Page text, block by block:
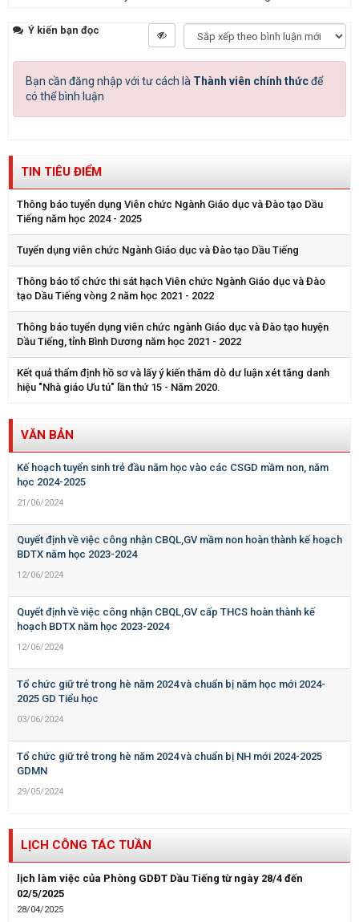
Ý kiến bạn đọc
Bạn cần đăng nhập với tư cách là Thành viên chính thứcđể
có thể bình luận
TIN TIÊU ĐIỂM
Thông báo tuyển dụng Viên chức Ngành Giáo dục và Đào tạo Dầu
Tiếng năm học 2024 - 2025
Tuyển dụng viên chức Ngành Giáo dục và Đào tạo Dầu Tiếng
Thông báo tổ chức thi sát hạch Viên chức Ngành Giáo dục và Đào
tạo Dầu Tiếng vòng 2 năm học 2021 - 2022
Thông báo tuyển dụng viên chức ngành Giáo dục và Đào tạo huyện
Dầu Tiếng, tỉnh Bình Dương năm học 2021 - 2022
Kết quả thẩm định hồ sơ và lấy ý kiến thăm dò dư luận xét tăng danh
hiệu "Nhà giáo Ưu tú" lần thứ 15 - Năm 2020.
VĂN BẢN
Kế hoạch tuyển sinh trẻ đầu năm học vào các CSGD mầm non, năm
học 2024-2025
21/06/2024
Quyết định về việc công nhận CBQL,GV mầm non hoàn thành kế hoạch
BDTX năm học 2023-2024
12/06/2024
Quyết định về việc công nhận CBQL,GV cấp THCS hoàn thành kế
hoạch BDTX năm học 2023-2024
12/06/2024
Tổ chức giữ trẻ trong hè năm 2024 và chuẩn bị năm học mới 2024-
2025 GD Tiểu học
03/06/2024
Tổ chức giữ trẻ trong hè năm 2024 và chuẩn bị NH mới 2024-2025
GDMN
29/05/2024
LỊCH CÔNG TÁC TUẦN
lịch làm việc của Phòng GDĐT Dầu Tiếng từ ngày 28/4 đến
02/5/2025
28/04/2025